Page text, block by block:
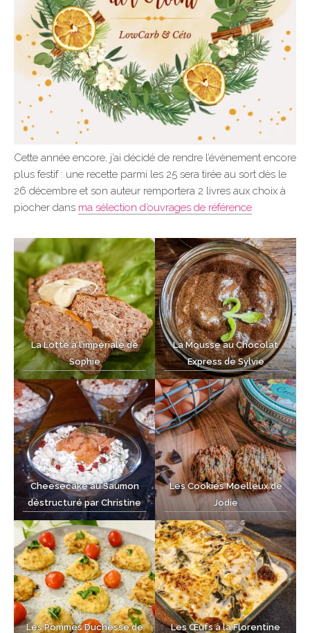
Cette année encore, j’ai décidé de rendre l’évènement encore
plus festif : une recette parmi les 25 sera tirée au sort dès le
26 décembre et son auteur remportera 2 livres aux choix à
piocher dans ma sélection d’ouvrages de référence
La Lotte à l’impériale de
Sophie
La Mousse au Chocolat
Express de Sylvie
Cheesecake au Saumon
déstructuré par Christine
Les Cookies Moelleux de
Jodie
Les Pommes Duchesse de
Les Œufs à la Florentine